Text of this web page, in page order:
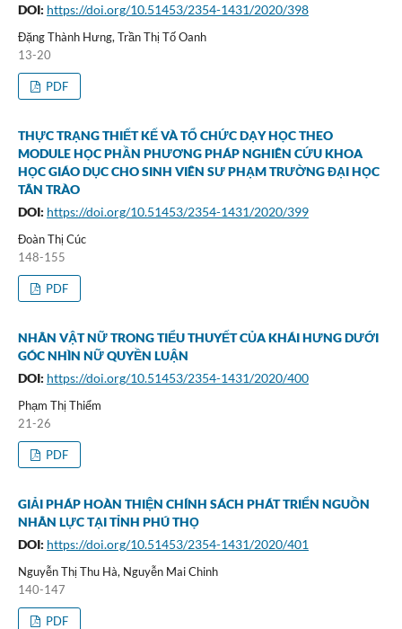
DOI: https://doi.org/10.51453/2354-1431/2020/398
Đặng Thành Hưng, Trần Thị Tố Oanh
13-20
PDF
THỰC TRẠNG THIẾT KẾ VÀ TỔ CHỨC DẠY HỌC THEO
MODULE HỌC PHẦN PHƯƠNG PHÁP NGHIÊN CỨU KHOA
HỌC GIÁO DỤC CHO SINH VIÊN SƯ PHẠM TRƯỜNG ĐẠI HỌC
TÂN TRÀO
DOI: https://doi.org/10.51453/2354-1431/2020/399
Đoàn Thị Cúc
148-155
PDF
NHÂN VẬT NỮ TRONG TIỂU THUYẾT CỦA KHÁI HƯNG DƯỚI
GÓC NHÌN NỮ QUYỀN LUẬN
DOI: https://doi.org/10.51453/2354-1431/2020/400
Phạm Thị Thiểm
21-26
PDF
GIẢI PHÁP HOÀN THIỆN CHÍNH SÁCH PHÁT TRIỂN NGUỒN
NHÂN LỰC TẠI TỈNH PHÚ THỌ
DOI: https://doi.org/10.51453/2354-1431/2020/401
Nguyễn Thị Thu Hà, Nguyễn Mai Chinh
140-147
PDF